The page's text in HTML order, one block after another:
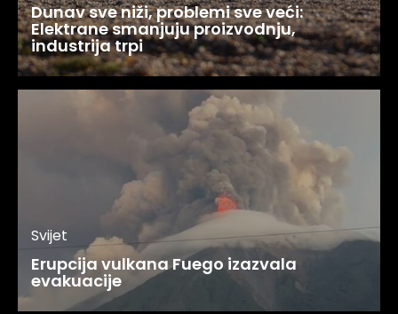
Dunav sve niži, problemi sve veći:
Elektrane smanjuju proizvodnju,
industrija trpi
Svijet
Erupcija vulkana Fuego izazvala
evakuacije